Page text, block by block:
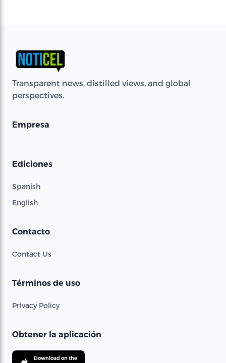
Transparent news, distilled views, and global
perspectives.
Empresa
Ediciones
Spanish
English
Contacto
Contact Us
Términos de uso
Privacy Policy
Obtener la aplicación
Download on the